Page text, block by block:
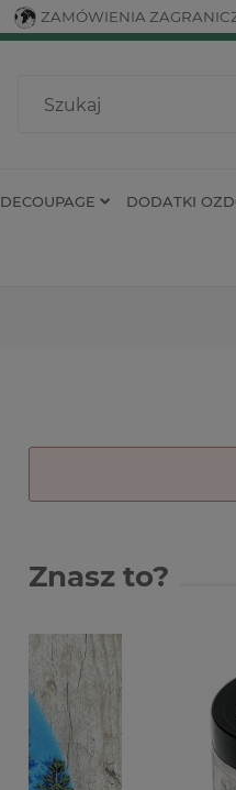
ZAMÓWIENIA
DECOUPAGE DODATKI
Znasz to?